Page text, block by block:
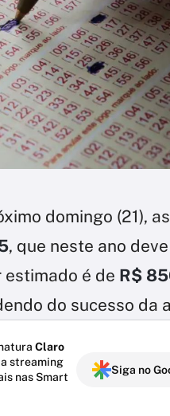
domingo (21), as
, que neste ano
estimado é de R$
do sucesso da
Claro
streaming
nas Smart
Siga no